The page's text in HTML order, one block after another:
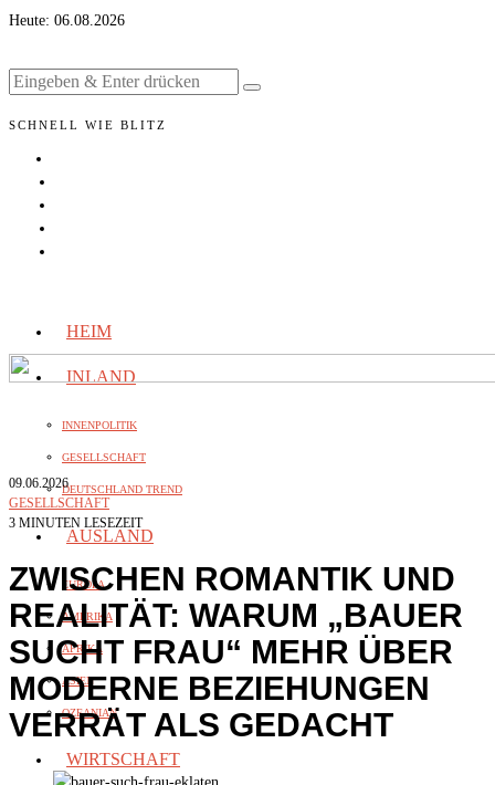
Heute: 06.08.2026
SCHNELL WIE BLITZ
HEIM
INLAND
INNENPOLITIK
GESELLSCHAFT
DEUTSCHLAND TREND
AUSLAND
EUROPA
AMERIKA
AFRIKA
ASIEN
OZEANIAN
WIRTSCHAFT
09.06.2026
GESELLSCHAFT
3 MINUTEN LESEZEIT
ZWISCHEN ROMANTIK UND
REALITÄT: WARUM „BAUER
SUCHT FRAU“ MEHR ÜBER
MODERNE BEZIEHUNGEN
VERRÄT ALS GEDACHT